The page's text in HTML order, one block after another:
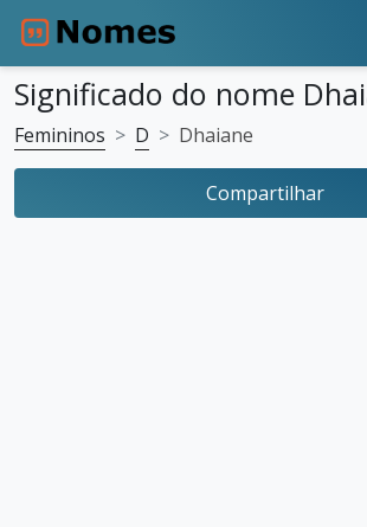
Significado do nome
Femininos D Dhaiane
Compartilhar